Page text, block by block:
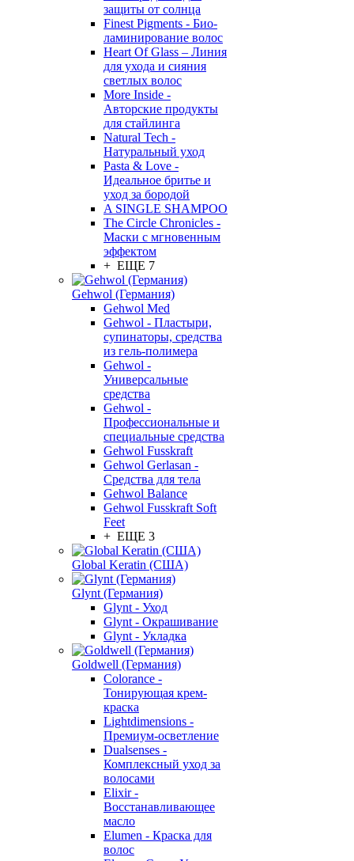
защиты от солнца
Finest Pigments - Био-
ламинирование волос
Heart Of Glass – Линия
для ухода и сияния
светлых волос
More Inside -
Авторские продукты
для стайлинга
Natural Tech -
Натуральный уход
Pasta & Love -
Идеальное бритье и
уход за бородой
A SINGLE SHAMPOO
The Circle Chronicles -
Маски с мгновенным
эффектом
+ ЕЩЕ 7
Gehwol (Германия)
Gehwol Med
Gehwol - Пластыри,
супинаторы, средства
из гель-полимера
Gehwol -
Универсальные
средства
Gehwol -
Профессиональные и
специальные средства
Gehwol Fusskraft
Gehwol Gerlasan -
Средства для тела
Gehwol Balance
Gehwol Fusskraft Soft
Feet
+ ЕЩЕ 3
Global Keratin (США)
Glynt (Германия)
Glynt - Уход
Glynt - Окрашивание
Glynt - Укладка
Goldwell (Германия)
Colorance -
Тонирующая крем-
краска
Lightdimensions -
Премиум-осветление
Dualsenses -
Комплексный уход за
волосами
Elixir -
Восстанавливающее
масло
Elumen - Краска для
волос